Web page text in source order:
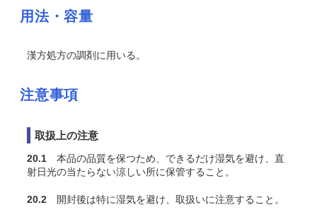
用法・容量
漢方処方の調剤に用いる。
注意事項
取扱上の注意
20.1 本品の品質を保つため、できるだけ湿気を避け、直
射日光の当たらない涼しい所に保管すること。
20.2 開封後は特に湿気を避け、取扱いに注意すること。